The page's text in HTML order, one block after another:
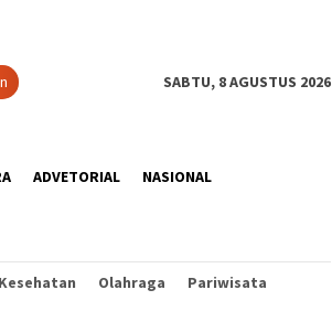
SABTU, 8 AGUSTUS 2026
ADVETORIAL NASIONAL
Kesehatan Olahraga
Pariwisata